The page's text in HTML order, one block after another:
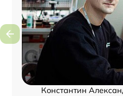
Константин